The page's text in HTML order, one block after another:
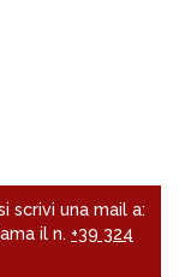
scrivi una mail a:
il n. +39 324